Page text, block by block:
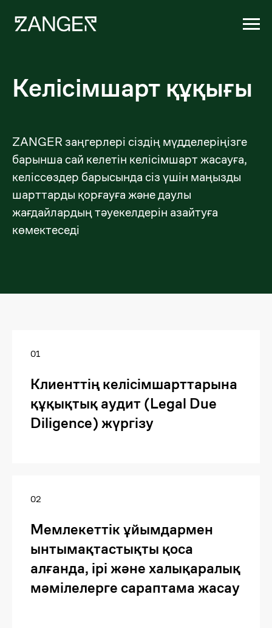
Келісімшарт құқығы
ZANGER заңгерлері сіздің мүдделеріңізге
барынша сай келетін келісімшарт жасауға,
келіссөздер барысында сіз үшін маңызды
шарттарды қорғауға және даулы
жағдайлардың тәуекелдерін азайтуға
көмектеседі
01
Клиенттің келісімшарттарына
құқықтық аудит (Legal Due
Diligence) жүргізу
02
Мемлекеттік ұйымдармен
ынтымақтастықты қоса
алғанда, ірі және халықаралық
мәмілелерге сараптама жасау